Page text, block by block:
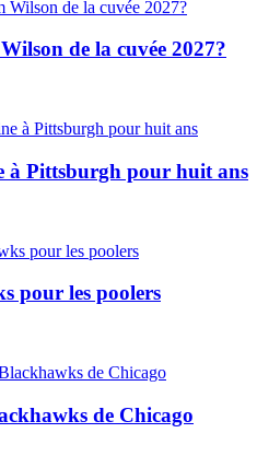
de la cuvée 2027?
à Pittsburgh pour huit ans
pour les poolers
de Chicago